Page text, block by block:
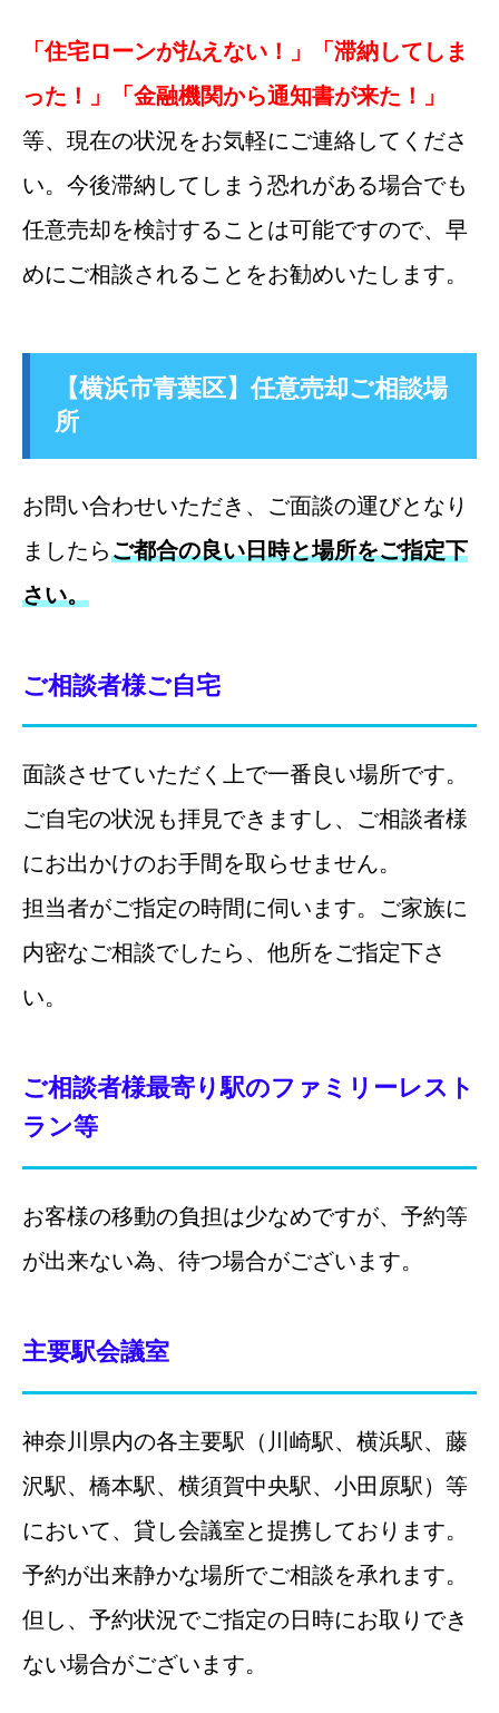
「住宅ローンが払えない！」「滞納してしま
った！」「金融機関から通知書が来た！」
等、現在の状況をお気軽にご連絡してくださ
い。今後滞納してしまう恐れがある場合でも
任意売却を検討することは可能ですので、早
めにご相談されることをお勧めいたします。
【横浜市青葉区】任意売却ご相談場
所
お問い合わせいただき、ご面談の運びとなり
ましたらご都合の良い日時と場所をご指定下
さい。
ご相談者様ご自宅
面談させていただく上で一番良い場所です。
ご自宅の状況も拝見できますし、ご相談者様
にお出かけのお手間を取らせません。
担当者がご指定の時間に伺います。ご家族に
内密なご相談でしたら、他所をご指定下さ
い。
ご相談者様最寄り駅のファミリーレスト
ラン等
お客様の移動の負担は少なめですが、予約等
が出来ない為、待つ場合がございます。
主要駅会議室
神奈川県内の各主要駅（ 川崎駅、 横浜駅、 藤
沢駅、 橋本駅、 横須賀中央駅、 小田原駅 ）等
において、貸し会議室と提携しております。
予約が出来静かな場所でご相談を承れます。
但し、予約状況でご指定の日時にお取りでき
ない場合がございます。